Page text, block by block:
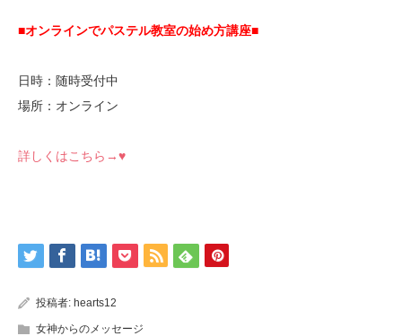
■オンラインでパステル教室の始め方講座■
日時：随時受付中
場所：オンライン
詳しくはこちら→♥
投稿者: hearts12
女神からのメッセージ